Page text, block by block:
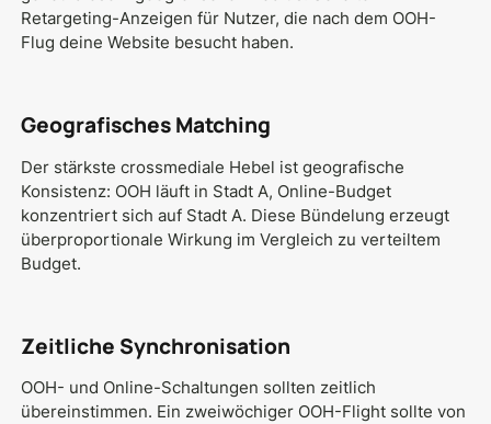
Retargeting-Anzeigen für Nutzer, die nach dem OOH-
Flug deine Website besucht haben.
Geografisches Matching
Der stärkste crossmediale Hebel ist geografische
Konsistenz: OOH läuft in Stadt A, Online-Budget
konzentriert sich auf Stadt A. Diese Bündelung erzeugt
überproportionale Wirkung im Vergleich zu verteiltem
Budget.
Zeitliche Synchronisation
OOH- und Online-Schaltungen sollten zeitlich
übereinstimmen. Ein zweiwöchiger OOH-Flight sollte von